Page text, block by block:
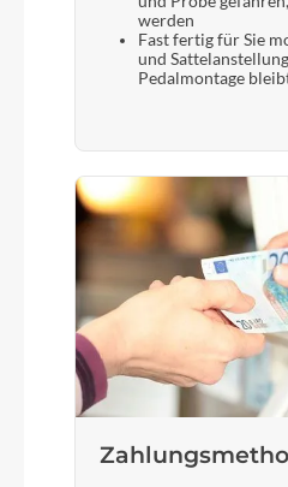
werden
Fast fertig für Sie
und
Pedalmontage